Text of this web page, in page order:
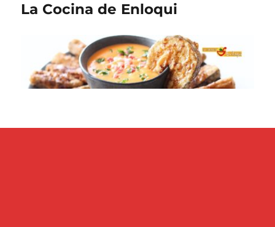
La Cocina de Enloqui